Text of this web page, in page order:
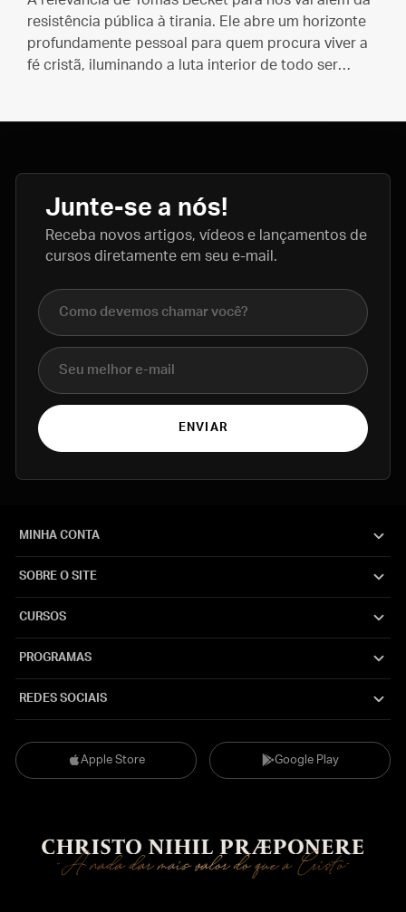
resistência pública à tirania. Ele abre um horizonte
profundamente pessoal para quem procura viver a
fé cristã, iluminando a luta interior de todo ser
Junte-se a nós!
Receba novos artigos, vídeos e lançamentos de
cursos diretamente em seu e-mail.
Nome completo
E-mail
ENVIAR
Apple Store Google Play
MINHA CONTA
SOBRE O SITE
CURSOS
PROGRAMAS
REDES SOCIAIS